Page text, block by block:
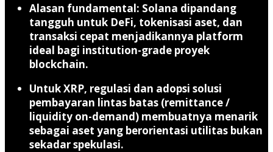
Alasan fundamental: Solana dipandang
tangguh untuk DeFi, tokenisasi aset, dan
transaksi cepat menjadikannya platform
ideal bagi institution-grade proyek
blockchain.
Untuk XRP, regulasi dan adopsi solusi
pembayaran lintas batas (remittance /
liquidity on-demand) membuatnya menarik
sebagai aset yang berorientasi utilitas bukan
sekadar spekulasi.